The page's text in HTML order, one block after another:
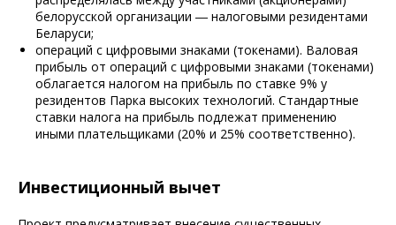
белорусской организации ― налоговыми резидентами
Беларуси;
операций с цифровыми знаками (токенами). Валовая
прибыль от операций с цифровыми знаками (токенами)
облагается налогом на прибыль по ставке 9% у
резидентов Парка высоких технологий. Стандартные
ставки налога на прибыль подлежат применению
иными плательщиками (20% и 25% соответственно).
Инвестиционный вычет